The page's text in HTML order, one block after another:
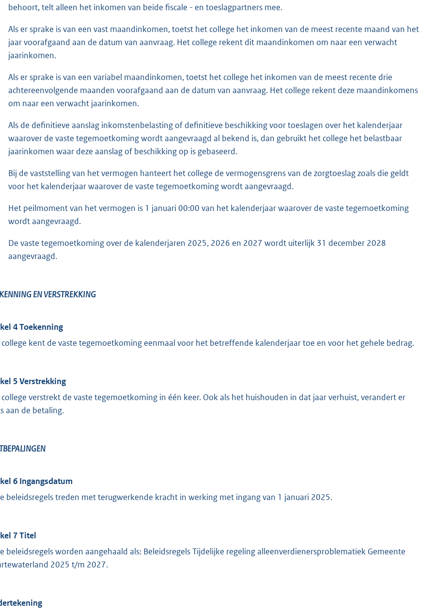
behoort, telt alleen het inkomen van beide fiscale - en toeslagpartners mee.
Als er sprake is van een vast maandinkomen, toetst het college het inkomen van de meest recente maand van het
jaar voorafgaand aan de datum van aanvraag. Het college rekent dit maandinkomen om naar een verwacht
jaarinkomen.
Als er sprake is van een variabel maandinkomen, toetst het college het inkomen van de meest recente drie
achtereenvolgende maanden voorafgaand aan de datum van aanvraag. Het college rekent deze maandinkomens
om naar een verwacht jaarinkomen.
Als de definitieve aanslag inkomstenbelasting of definitieve beschikking voor toeslagen over het kalenderjaar
waarover de vaste tegemoetkoming wordt aangevraagd al bekend is, dan gebruikt het college het belastbaar
jaarinkomen waar deze aanslag of beschikking op is gebaseerd.
Bij de vaststelling van het vermogen hanteert het college de vermogensgrens van de zorgtoeslag zoals die geldt
voor het kalenderjaar waarover de vaste tegemoetkoming wordt aangevraagd.
Het peilmoment van het vermogen is 1 januari 00:00 van het kalenderjaar waarover de vaste tegemoetkoming
wordt aangevraagd.
De vaste tegemoetkoming over de kalenderjaren 2025, 2026 en 2027 wordt uiterlijk 31 december 2028
aangevraagd.
EN VERSTREKKING
4 Toekenning
kent de vaste tegemoetkoming eenmaal voor het betreffende kalenderjaar toe en voor het gehele bedrag.
5 Verstrekking
verstrekt de vaste tegemoetkoming in één keer. Ook als het huishouden in dat jaar verhuist, verandert er
aan de betaling.
6 Ingangsdatum
beleidsregels treden met terugwerkende kracht in werking met ingang van 1 januari 2025.
7 Titel
beleidsregels worden aangehaald als: Beleidsregels Tijdelijke regeling alleenverdienersproblematiek Gemeente
2025 t/m 2027.